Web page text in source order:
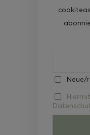
Neue/